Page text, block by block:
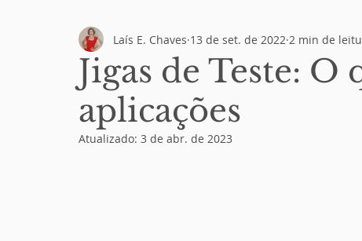
Placas Eletrônicas
Jigas de Teste: O
aplicações
Laís E. Chaves 13 de set. de 2022 2 min de
Atualizado: 3 de abr. de 2023